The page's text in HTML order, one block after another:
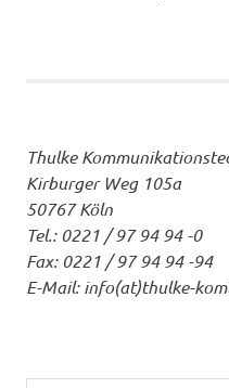
Thulke
Kirburger Weg 105a
50767 Köln
Tel.: 0221 / 97 94 94 -0
Fax: 0221 / 97 94 94 -94
E-Mail: info(at)thulke-